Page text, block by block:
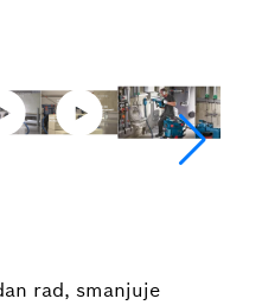
rad, smanjuje